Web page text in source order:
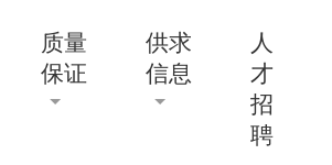
质量
保证
供求
信息
人
才
招
聘